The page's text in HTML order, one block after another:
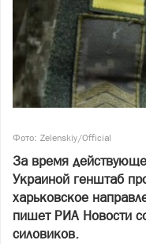
Фото: Zelenskiy/Official
За время
Украиной генштаб
харьковское
пишет РИА Новости
силовиков.